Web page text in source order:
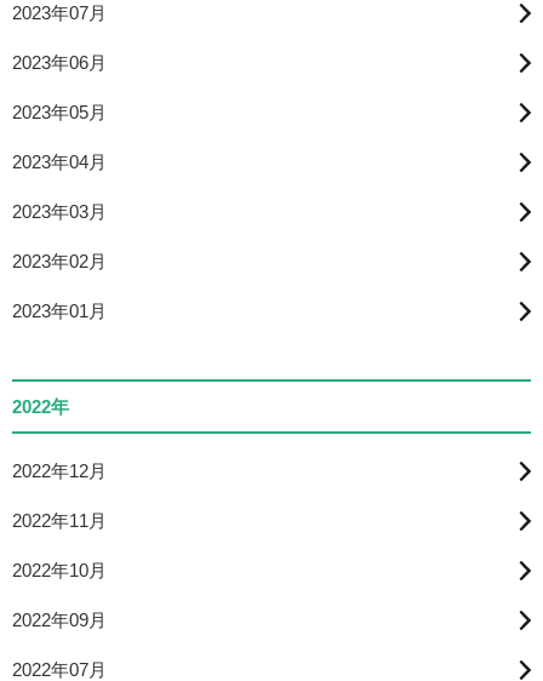
2023年07月
2023年06月
2023年05月
2023年04月
2023年03月
2023年02月
2023年01月
2022年
2022年12月
2022年11月
2022年10月
2022年09月
2022年07月